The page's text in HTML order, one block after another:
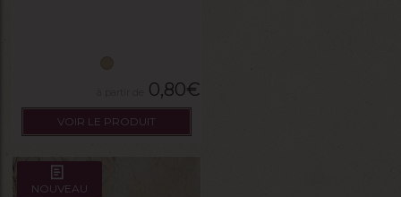
0,80€
VOIR LE PRODUIT
NOUVEAU